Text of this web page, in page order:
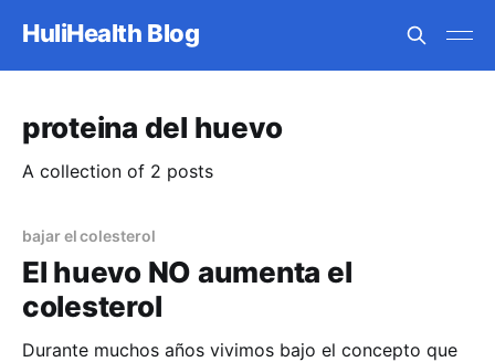
HuliHealth Blog
proteina del huevo
A collection of 2 posts
bajar el colesterol
El huevo NO aumenta el
colesterol
Durante muchos años vivimos bajo el concepto que